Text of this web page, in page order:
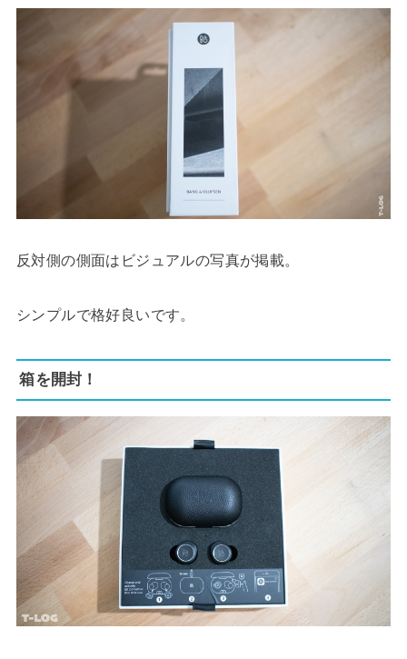
反対側の側面はビジュアルの写真が掲載。
シンプルで格好良いです。
箱を開封！